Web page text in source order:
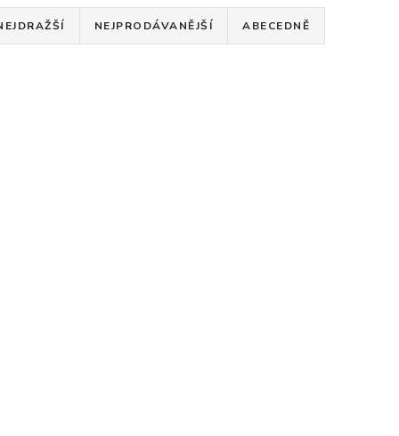
NEJPRODÁVANĚJŠÍ ABECEDNĚ